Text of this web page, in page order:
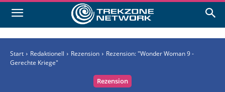
Start Redaktionell Rezension
Rezension: "Wonder Woman 9 -
Gerechte Kriege"
Rezension